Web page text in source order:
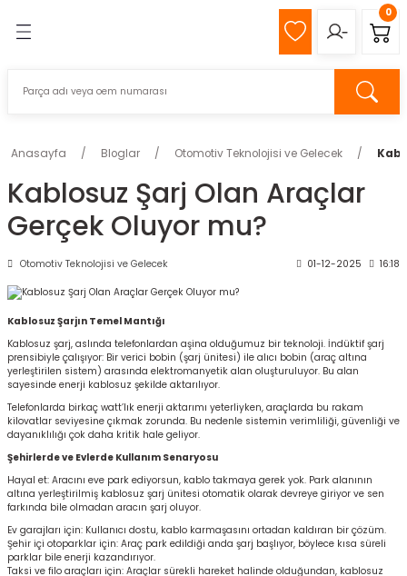
0
Anasayfa Bloglar Otomotiv Teknolojisi ve Gelecek
Kablosuz Şarj Olan Araçlar
Gerçek Oluyor mu?
Otomotiv Teknolojisi ve Gelecek 01-12-2025 16:18
Kablosuz Şarjın Temel Mantığı
Kablosuz şarj, aslında telefonlardan aşina olduğumuz bir teknoloji. İndüktif şarj
prensibiyle çalışıyor: Bir verici bobin (şarj ünitesi) ile alıcı bobin (araç altına
yerleştirilen sistem) arasında elektromanyetik alan oluşturuluyor. Bu alan
sayesinde enerji kablosuz şekilde aktarılıyor.
Telefonlarda birkaç watt’lık enerji aktarımı yeterliyken, araçlarda bu rakam
kilovatlar seviyesine çıkmak zorunda. Bu nedenle sistemin verimliliği, güvenliği ve
dayanıklılığı çok daha kritik hale geliyor.
Şehirlerde ve Evlerde Kullanım Senaryosu
Hayal et: Aracını eve park ediyorsun, kablo takmaya gerek yok. Park alanının
altına yerleştirilmiş kablosuz şarj ünitesi otomatik olarak devreye giriyor ve sen
farkında bile olmadan aracın şarj oluyor.
Ev garajları için: Kullanıcı dostu, kablo karmaşasını ortadan kaldıran bir çözüm.
Şehir içi otoparklar için: Araç park edildiği anda şarj başlıyor, böylece kısa süreli
parklar bile enerji kazandırıyor.
Taksi ve filo araçları için: Araçlar sürekli hareket halinde olduğundan, kablosuz